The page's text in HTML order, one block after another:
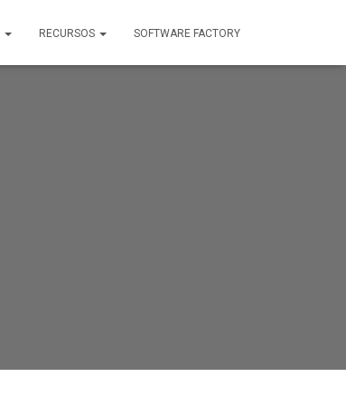
RECURSOS SOFTWARE FACTORY